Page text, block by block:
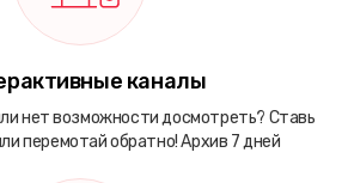
каналы
нет возможности досмотреть? Ставь
перемотай обратно! Архив 7 дней